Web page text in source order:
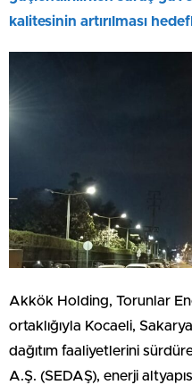
kalitesinin artırılması
Akkök Holding, Torunlar
ortaklığıyla Kocaeli,
dağıtım faaliyetlerini
A.Ş. (SEDAŞ), enerji